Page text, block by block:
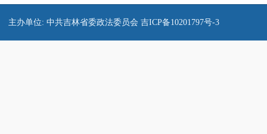
主办单位: 中共吉林省委政法委员会 吉ICP备10201797号-3